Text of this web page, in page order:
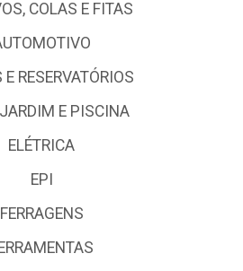
COLAS E FITAS
RESERVATÓRIOS
E PISCINA
ELÉTRICA
EPI
FERRAGENS